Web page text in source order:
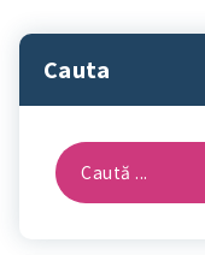
Cauta
Caută
după: